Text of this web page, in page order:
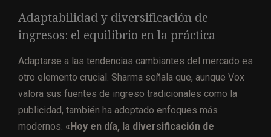
Adaptabilidad y diversificación de
ingresos: el equilibrio en la práctica
Adaptarse a las tendencias cambiantes del mercado es
otro elemento crucial. Sharma señala que, aunque Vox
valora sus fuentes de ingreso tradicionales como la
publicidad, también ha adoptado enfoques más
modernos. «Hoy en día, la diversificación de